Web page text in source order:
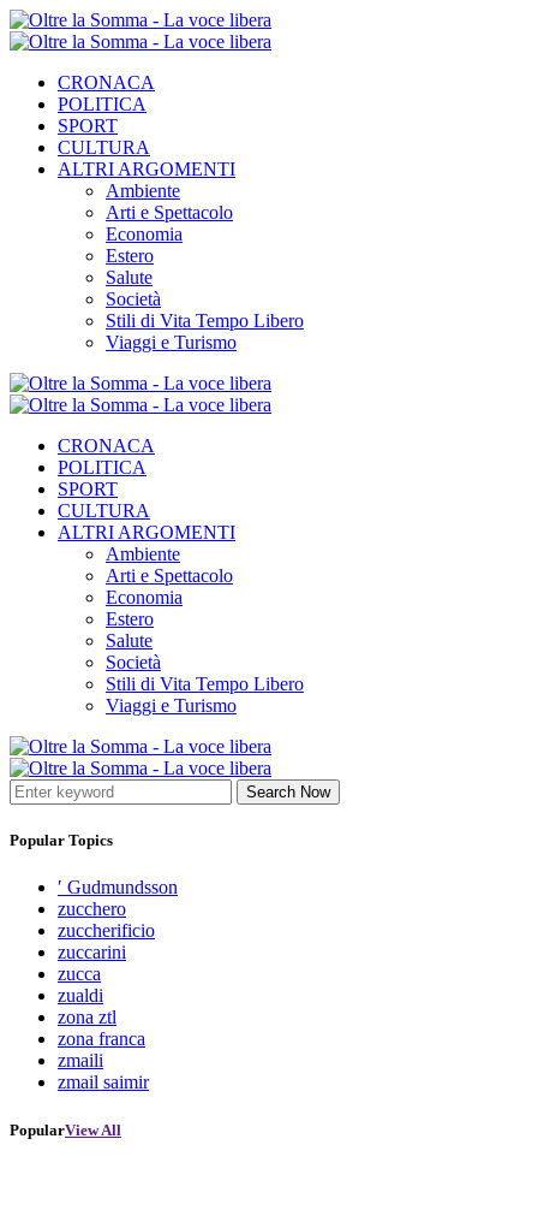
CRONACA
POLITICA
SPORT
CULTURA
ALTRI ARGOMENTI
Ambiente
Arti e Spettacolo
Economia
Estero
Salute
Società
Stili di Vita Tempo Libero
Viaggi e Turismo
CRONACA
POLITICA
SPORT
CULTURA
ALTRI ARGOMENTI
Ambiente
Arti e Spettacolo
Economia
Estero
Salute
Società
Stili di Vita Tempo Libero
Viaggi e Turismo
Search Now
Popular Topics
′ Gudmundsson
zucchero
zuccherificio
zuccarini
zucca
zualdi
zona ztl
zona franca
zmaili
zmail saimir
PopularView All